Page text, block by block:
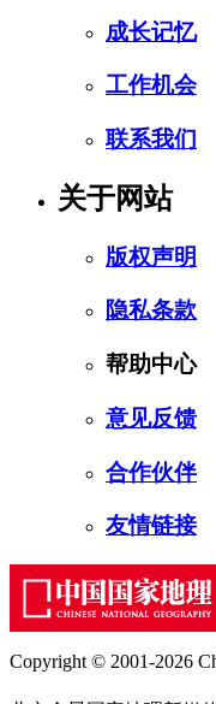
成长记忆
工作机会
联系我们
关于网站
版权声明
隐私条款
帮助中心
意见反馈
合作伙伴
友情链接
Copyright © 2001-2026